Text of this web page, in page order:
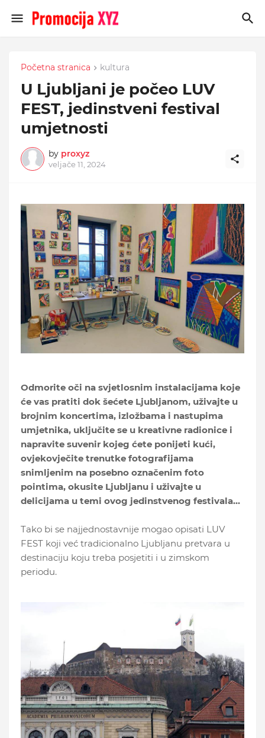
Početna stranica kultura
U Ljubljani je počeo LUV
FEST, jedinstveni festival
umjetnosti
by proxyz
veljače 11, 2024
Odmorite oči na svjetlosnim instalacijama koje
će vas pratiti dok šećete Ljubljanom, uživajte u
brojnim koncertima, izložbama i nastupima
umjetnika, uključite se u kreativne radionice i
napravite suvenir kojeg ćete ponijeti kući,
ovjekovječite trenutke fotografijama
snimljenim na posebno označenim foto
pointima, okusite Ljubljanu i uživajte u
delicijama u temi ovog jedinstvenog festivala...
Tako bi se najjednostavnije mogao opisati LUV
FEST koji već tradicionalno Ljubljanu pretvara u
destinaciju koju treba posjetiti i u zimskom
periodu.